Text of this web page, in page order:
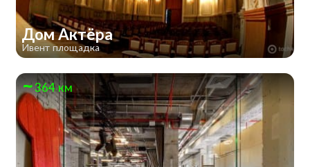
Дом Актёра
Ивент площадка
364 км